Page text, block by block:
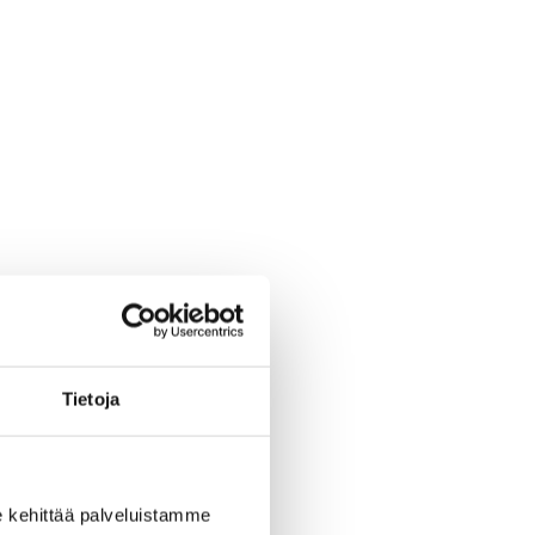
Tietoja
palveluistamme
ja seuraavan
– Vinkkejä ja ohjeita